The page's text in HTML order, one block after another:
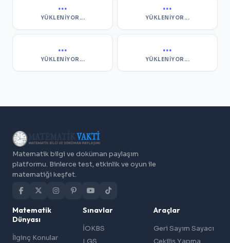
...
YÜKLENIYOR...
...
YÜKLENIYOR...
...
YÜKLENIYOR...
...
YÜKLENIYOR...
Matematik bilgi ve doküman paylaşım
platformu. Binlerce test, etkinlik ve oyun ile
matematiği keşfet.
Matematik
Dünyası
İlginç Konular
Sınavlar
İOKBS
LGS
Araçlar
Geri Sayım Sayacı
Çekiliş Yapma